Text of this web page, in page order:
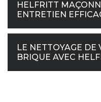
HELFRITT
ENTRETIEN
LE NETTOYAGE DE
BRIQUE AVEC